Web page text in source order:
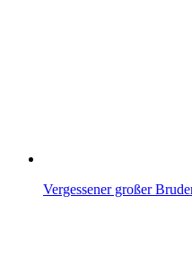
Vergessener großer